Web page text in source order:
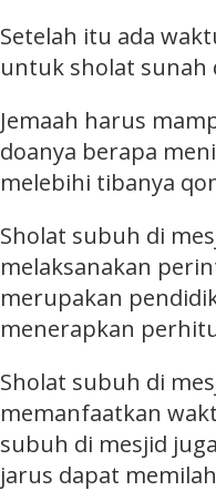
Setelah itu ada
untuk sholat sunah
Jemaah harus
doanya berapa
melebihi tibanya
Sholat subuh di
melaksanakan
merupakan
menerapkan
Sholat subuh di
memanfaatkan
subuh di mesjid
jarus dapat